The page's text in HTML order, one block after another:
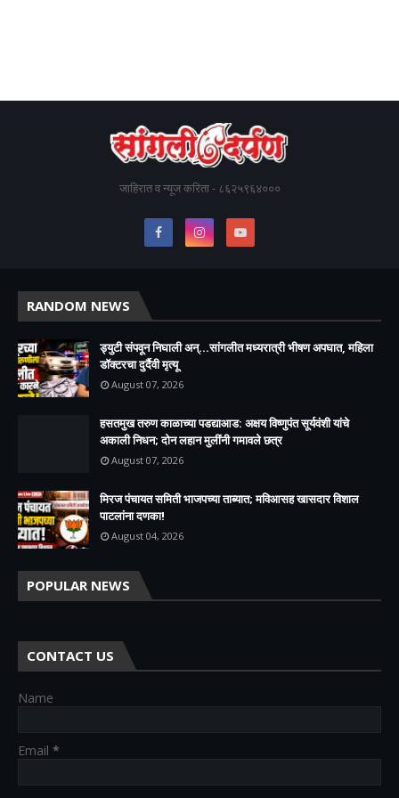
जाहिरात व न्यूज करिता - ८६२५९६४०००
RANDOM NEWS
ड्युटी संपवून निघाली अन्...सांगलीत मध्यरात्री भीषण अपघात, महिला
डॉक्टरचा दुर्दैवी मृत्यू
August 07, 2026
हसतमुख तरुण काळाच्या पडद्याआड: अक्षय विष्णुपंत सूर्यवंशी यांचे
अकाली निधन; दोन लहान मुलींनी गमावले छत्र
August 07, 2026
मिरज पंचायत समिती भाजपच्या ताब्यात; मविआसह खासदार विशाल
पाटलांना दणका!
August 04, 2026
POPULAR NEWS
CONTACT US
Name
Email *